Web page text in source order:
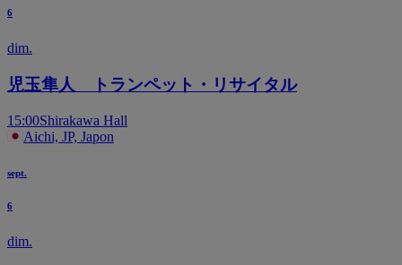
6
dim.
児玉隼人 トランペット・リサイタル
15:00Shirakawa Hall
Aichi, JP, Japon
sept.
6
dim.